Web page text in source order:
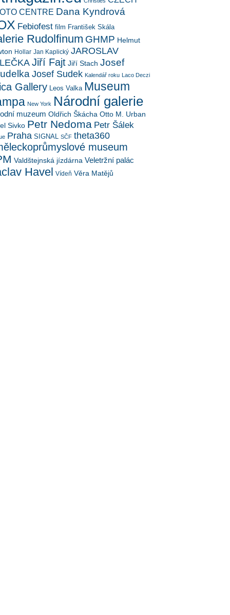
CENTRE Dana Kyndrová
Febiofest film František Skála
Rudolfinum GHMP Helmut
Hollar Jan Kaplický JAROSLAV
Jiří Fajt Jiří Stach Josef
Josef Sudek Kalendář roku Laco Deczi
Gallery Leos Valka Museum
New York Národní galerie
muzeum Oldřich Škácha Otto M. Urban
Sivko Petr Nedoma Petr Šálek
Praha SIGNAL SČF theta360
museum
Valdštejnská jízdárna Veletržní palác
Havel Vídeň Věra Matějů